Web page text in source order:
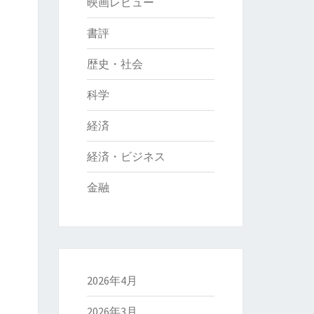
書評
歴史・社会
科学
経済
経済・ビジネス
金融
2026年4月
2026年3月